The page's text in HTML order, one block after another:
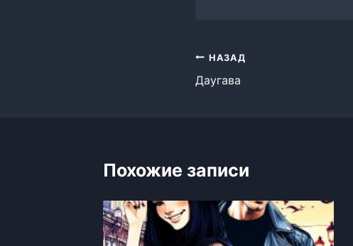
Навигация
по
НАЗАД
Даугава
Похожие записи